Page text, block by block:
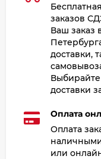
заказов
Ваш заказ
доставки,
доставки
Оплата
Оплата
или